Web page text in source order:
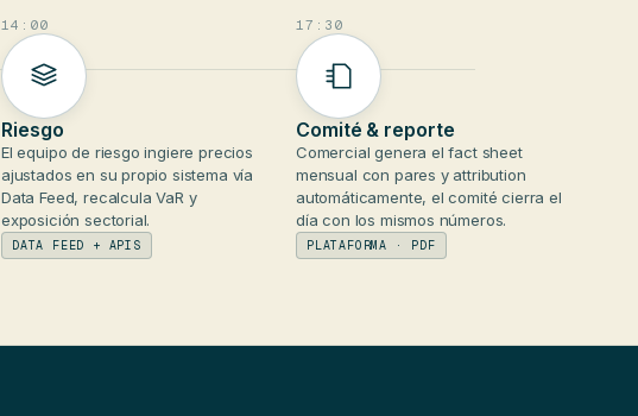
14:00
Riesgo
El equipo de riesgo ingiere precios
ajustados en su propio sistema vía
Data Feed, recalcula VaR y
exposición sectorial.
DATA FEED + APIS
17:30
Comité & reporte
Comercial genera el fact sheet
mensual con pares y attribution
automáticamente, el comité cierra el
día con los mismos números.
PLATAFORMA · PDF